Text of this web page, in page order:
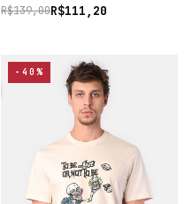
R$111,20
R$139,00
-40%